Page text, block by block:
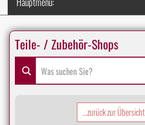
Teile- / Zubehör-Shops
...zurück zur Übersicht